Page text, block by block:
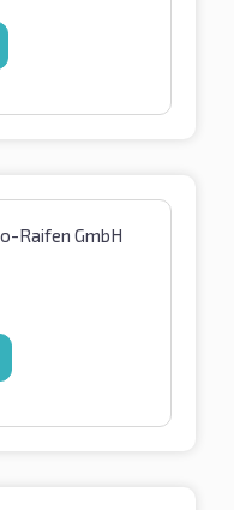
Raifen GmbH